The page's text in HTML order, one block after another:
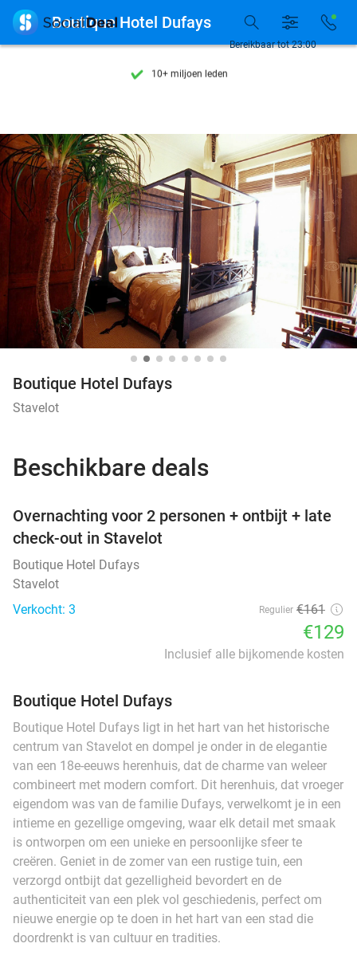
7 dagen per week beschikbaar
10+ miljoen leden
7 dagen per week beschikbaar
10+ miljoen leden
Bereikbaar tot 23:00
 Boutique Hotel Dufays
Boutique Hotel Dufays
Stavelot
Beschikbare deals
Overnachting voor 2 personen + ontbijt + late
check-out in Stavelot
Boutique Hotel Dufays
Stavelot
Verkocht: 3
Regulier €161
€129
Inclusief alle bijkomende kosten
Boutique Hotel Dufays
Boutique Hotel Dufays ligt in het hart van het historische
centrum van Stavelot en dompel je onder in de elegantie
van een 18e-eeuws herenhuis, dat de charme van weleer
combineert met modern comfort. Dit herenhuis, dat vroeger
eigendom was van de familie Dufays, verwelkomt je in een
intieme en gezellige omgeving, waar elk detail met smaak
is ontworpen om een unieke en persoonlijke sfeer te
creëren. Geniet in de zomer van een rustige tuin, een
verzorgd ontbijt dat gezelligheid bevordert en de
authenticiteit van een plek vol geschiedenis, perfect om
nieuwe energie op te doen in het hart van een stad die
doordrenkt is van cultuur en tradities.